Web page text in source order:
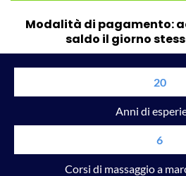
Modalità di pagamento:
saldo il giorno
20
Anni di
6
Corsi di massaggio a